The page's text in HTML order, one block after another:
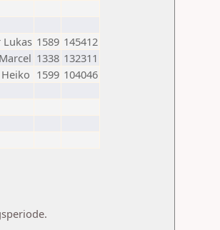
Lukas 1589 145412
1338 132311
1599 104046